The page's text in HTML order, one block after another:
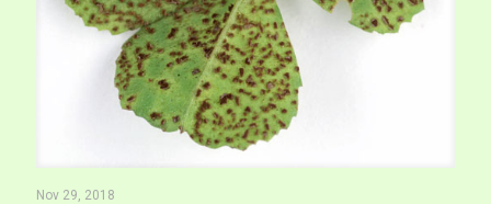
Nov 29, 2018